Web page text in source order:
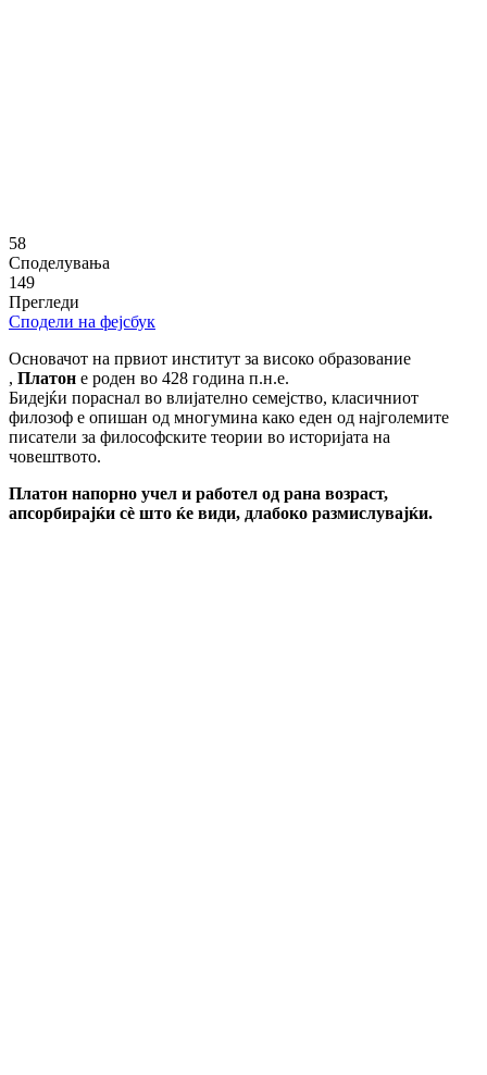
58
Споделувања
149
Прегледи
Сподели на фејсбук
Основачот на првиот институт за високо образование
, Платон е роден во 428 година п.н.е.
Бидејќи пораснал во влијателно семејство, класичниот
филозоф е опишан од многумина како еден од најголемите
писатели за философските теории во историјата на
човештвото.
Платон напорно учел и работел од рана возраст,
апсорбирајќи сè што ќе види, длабоко размислувајќи.